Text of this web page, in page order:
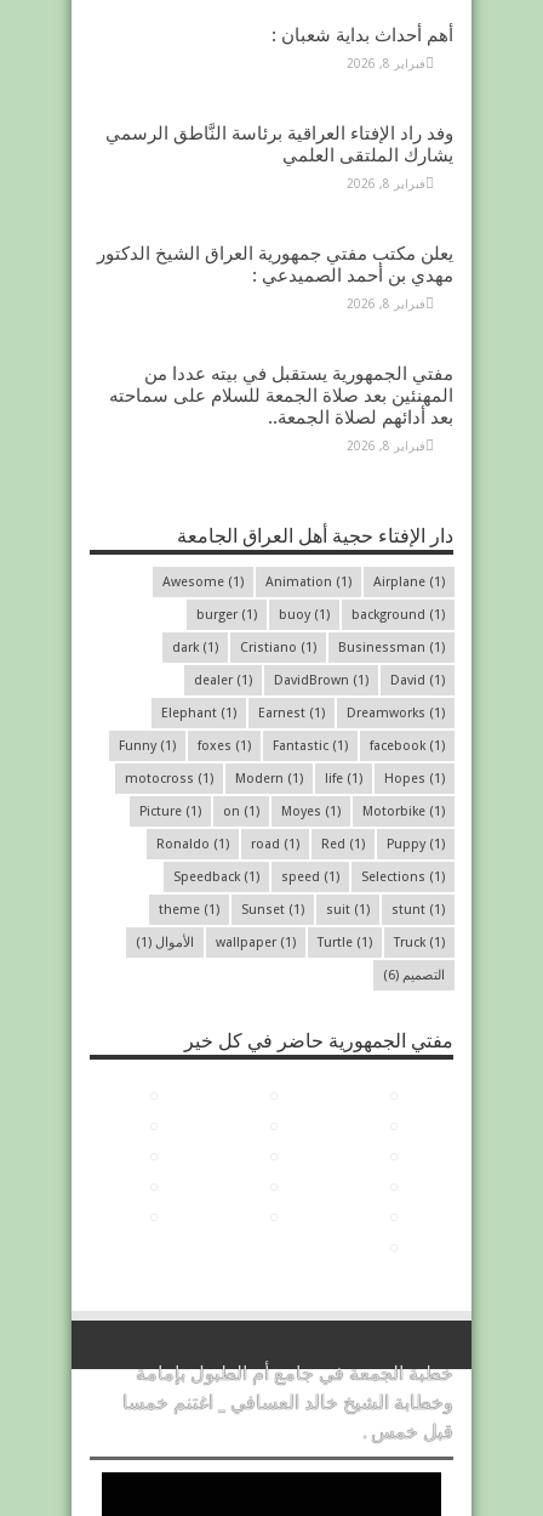
أهم أحداث بداية شعبان :
فبراير 8, 2026
وفد راد الإفتاء العراقية برئاسة النَّاطق الرسمي
يشارك الملتقى العلمي
فبراير 8, 2026
يعلن مكتب مفتي جمهورية العراق الشيخ الدكتور
مهدي بن أحمد الصميدعي :
فبراير 8, 2026
مفتي الجمهورية يستقبل في بيته عددا من
المهنئين بعد صلاة الجمعة للسلام على سماحته
بعد أدائهم لصلاة الجمعة..
فبراير 8, 2026
دار الإفتاء حجية أهل العراق الجامعة
Airplane (1)
Animation (1)
Awesome (1)
background (1)
buoy(1)
burger (1)
Businessman (1)
Cristiano (1)
dark (1)
David (1)
DavidBrown (1)
dealer (1)
Dreamworks (1)
Earnest (1)
Elephant (1)
facebook (1)
Fantastic (1)
foxes (1)
Funny(1)
Hopes (1)
life (1)
Modern (1)
motocross (1)
Motorbike (1)
Moyes (1)
on (1)
Picture (1)
Puppy(1)
Red (1)
road (1)
Ronaldo (1)
Selections (1)
speed (1)
Speedback (1)
stunt (1)
suit (1)
Sunset (1)
theme (1)
Truck (1)
Turtle (1)
wallpaper (1) الأموال (1)
التصميم (6)
مفتي الجمهورية حاضر في كل خير
خطبة الجمعة في جامع أم الطبول بإمامة
وخطابة الشيخ خالد العسافي _ اغتنم خمسا
قبل خمس .